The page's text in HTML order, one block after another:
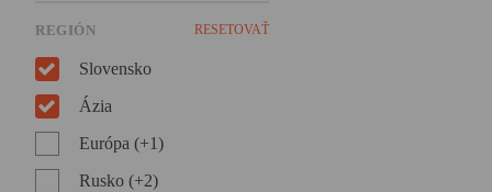
REGIÓN RESETOVAŤ
Slovensko
Ázia
Európa (+1)
Rusko (+2)